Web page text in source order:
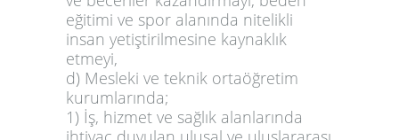
eğitimi ve spor alanında nitelikli
insan yetiştirilmesine kaynaklık
etmeyi,
d) Mesleki ve teknik ortaöğretim
kurumlarında;
1) İş, hizmet ve sağlık alanlarında